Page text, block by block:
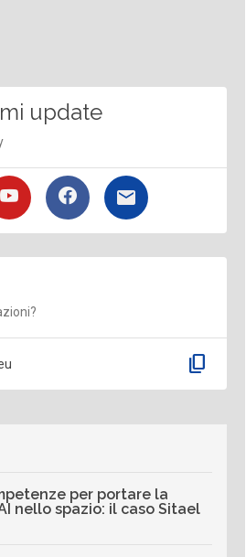
update
content_copy
per portare la
nello spazio: il caso Sitael